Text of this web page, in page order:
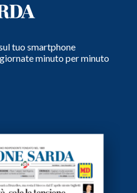
tuo smartphone
minuto per minuto